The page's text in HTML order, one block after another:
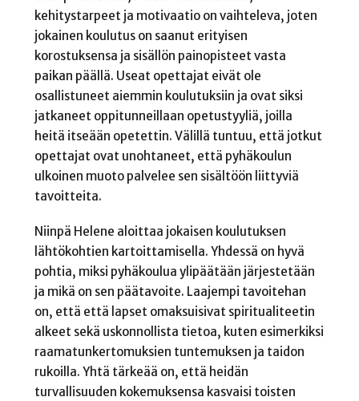
kehitystarpeet ja motivaatio on vaihteleva, joten
jokainen koulutus on saanut erityisen
korostuksensa ja sisällön painopisteet vasta
paikan päällä. Useat opettajat eivät ole
osallistuneet aiemmin koulutuksiin ja ovat siksi
jatkaneet oppitunneillaan opetustyyliä, joilla
heitä itseään opetettin. Välillä tuntuu, että jotkut
opettajat ovat unohtaneet, että pyhäkoulun
ulkoinen muoto palvelee sen sisältöön liittyviä
tavoitteita.
Niinpä Helene aloittaa jokaisen koulutuksen
lähtökohtien kartoittamisella. Yhdessä on hyvä
pohtia, miksi pyhäkoulua ylipäätään järjestetään
ja mikä on sen päätavoite. Laajempi tavoitehan
on, että että lapset omaksuisivat spiritualiteetin
alkeet sekä uskonnollista tietoa, kuten esimerkiksi
raamatunkertomuksien tuntemuksen ja taidon
rukoilla. Yhtä tärkeää on, että heidän
turvallisuuden kokemuksensa kasvaisi toisten